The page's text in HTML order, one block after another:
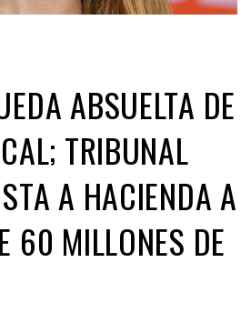
ABSUELTA DE
TRIBUNAL
A HACIENDA A
60 MILLONES DE